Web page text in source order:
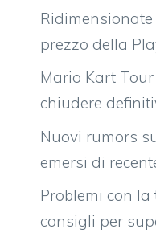
prezzo della
Mario Kart
chiudere
Nuovi rumors
emersi di
Problemi con
consigli per